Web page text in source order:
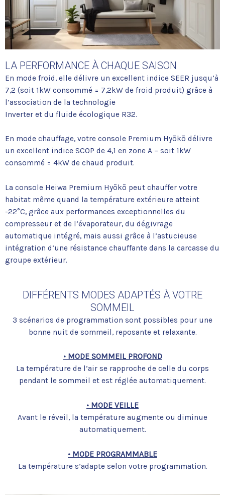
LA PERFORMANCE À CHAQUE SAISON
En mode froid, elle délivre un excellent indice SEER jusqu’à
7,2 (soit 1kW consommé = 7,2kW de froid produit) grâce à
l’association de la technologie
Inverter et du fluide écologique R32.
En mode chauffage, votre console Premium Hyōkō délivre
un excellent indice SCOP de 4,1 en zone A – soit 1kW
consommé = 4kW de chaud produit.
La console Heiwa Premium Hyōkō peut chauffer votre
habitat même quand la température extérieure atteint
-22°C, grâce aux performances exceptionnelles du
compresseur et de l’évaporateur, du dégivrage
automatique intégré, mais aussi grâce à l’astucieuse
intégration d’une résistance chauffante dans la carcasse du
groupe extérieur.
DIFFÉRENTS MODES ADAPTÉS À VOTRE
SOMMEIL
3 scénarios de programmation sont possibles pour une
bonne nuit de sommeil, reposante et relaxante.
• MODE SOMMEIL PROFOND
La température de l’air se rapproche de celle du corps
pendant le sommeil et est réglée automatiquement.
• MODE VEILLE
Avant le réveil, la température augmente ou diminue
automatiquement.
• MODE PROGRAMMABLE
La température s’adapte selon votre programmation.